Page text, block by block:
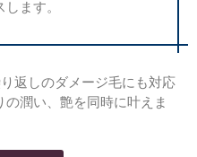
ます。
返しのダメージ毛にも対応
潤い、艶を同時に叶えま